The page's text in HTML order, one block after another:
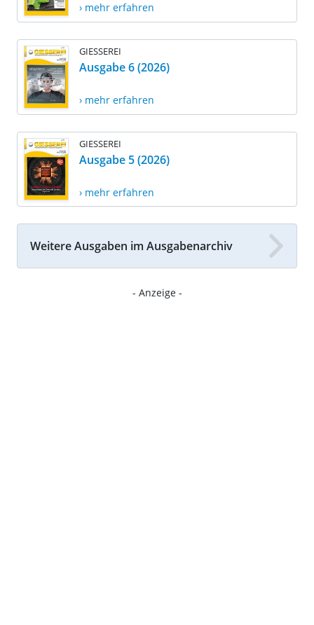
› mehr erfahren
GIESSEREI
Ausgabe 6 (2026)
› mehr erfahren
GIESSEREI
Ausgabe 5 (2026)
› mehr erfahren
Weitere Ausgaben im Ausgabenarchiv
- Anzeige -